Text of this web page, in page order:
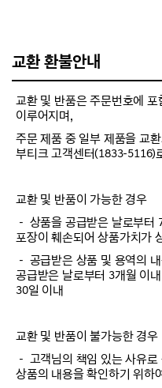
교환 환불안내
교환 및 반품은 주문번호에
이루어지며,
주문 제품 중 일부 제품을 교
부티크 고객센터(1833-5116)
교환 및 반품이 가능한 경우
－ 상품을 공급받은 날로부
포장이 훼손되어 상품가치가
－ 공급받은 상품 및 용역의
공급받은 날로부터 3개월 이
30일 이내
교환 및 반품이 불가능한 경우
－ 고객님의 책임 있는 사유
상품의 내용을 확인하기 위하